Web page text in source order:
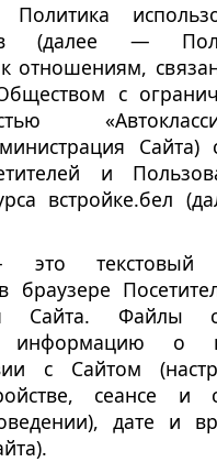
Политика
(далее —
отношениям,
с
Сайта)
и
встройке.бел
это текстовый
браузере
Сайта. Файлы
информацию о
с Сайтом
сеансе и
дате и